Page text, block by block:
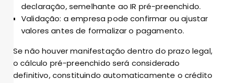
declaração, semelhante ao IR pré-preenchido.
Validação: a empresa pode confirmar ou ajustar
valores antes de formalizar o pagamento.
Se não houver manifestação dentro do prazo legal,
o cálculo pré-preenchido será considerado
definitivo, constituindo automaticamente o crédito